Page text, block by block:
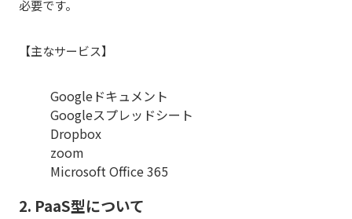
必要です。
【主なサービス】
Googleドキュメント
Googleスプレッドシート
Dropbox
zoom
Microsoft Office 365
2. PaaS型について